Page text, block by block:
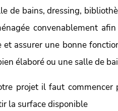
de bains, dressing,
convenablement
et assurer une bonne
élaboré ou une salle de
projet il faut commencer
la surface disponible